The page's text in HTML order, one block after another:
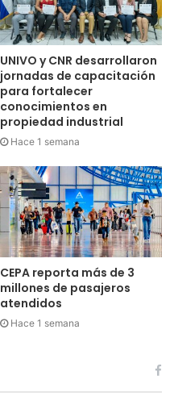
UNIVO y CNR desarrollaron
jornadas de capacitación
para fortalecer
conocimientos en
propiedad industrial
Hace 1 semana
CEPA reporta más de 3
millones de pasajeros
atendidos
Hace 1 semana